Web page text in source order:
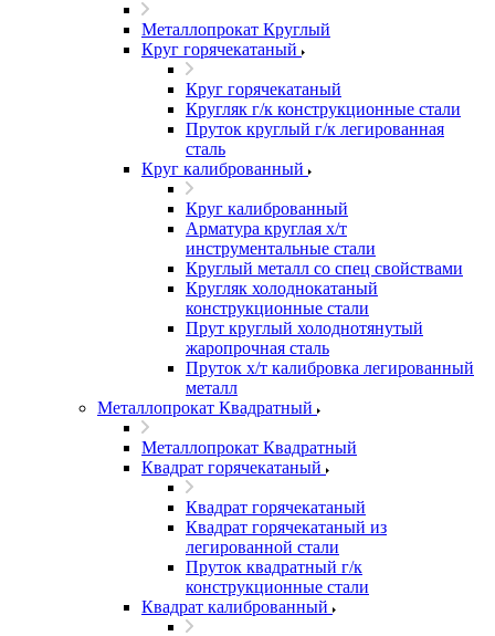
Металлопрокат Круглый
Круг горячекатаный
Круг горячекатаный
Кругляк г/к конструкционные стали
Пруток круглый г/к легированная
сталь
Круг калиброванный
Круг калиброванный
Арматура круглая х/т
инструментальные стали
Круглый металл со спец свойствами
Кругляк холоднокатаный
конструкционные стали
Прут круглый холоднотянутый
жаропрочная сталь
Пруток х/т калибровка легированный
металл
Металлопрокат Квадратный
Металлопрокат Квадратный
Квадрат горячекатаный
Квадрат горячекатаный
Квадрат горячекатаный из
легированной стали
Пруток квадратный г/к
конструкционные стали
Квадрат калиброванный